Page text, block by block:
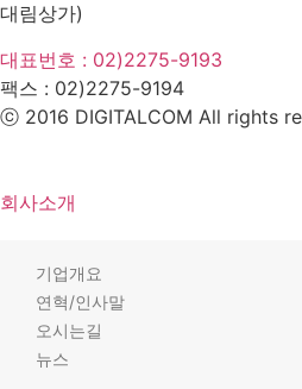
대림상가)
대표번호 : 02)2275-9193
팩스 : 02)2275-9194​
ⓒ 2016 DIGITALCOM All rights
회사소개
기업개요
연혁/인사말
오시는길
뉴스